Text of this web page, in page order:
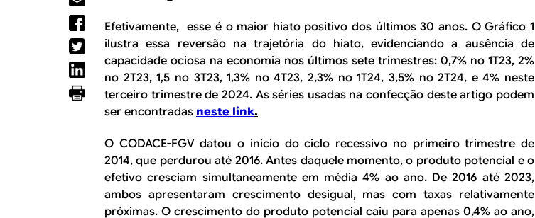
E
a
l
Efetivamente, esse é o maior hiato positivo dos últimos 30 anos. O Gráfico 1
ilustra essa reversão na trajetória do hiato, evidenciando a ausência de
capacidade ociosa na economia nos últimos sete trimestres: 0,7% no 1T23, 2%
no 2T23, 1,5 no 3T23, 1,3% no 4T23, 2,3% no 1T24, 3,5% no 2T24, e 4% neste
terceiro trimestre de 2024. As séries usadas na confecção deste artigo podem
ser encontradas neste link.
O CODACE-FGV datou o início do ciclo recessivo no primeiro trimestre de
2014, que perdurou até 2016. Antes daquele momento, o produto potencial e o
efetivo cresciam simultaneamente em média 4% ao ano. De 2016 até 2023,
ambos apresentaram crescimento desigual, mas com taxas relativamente
próximas. O crescimento do produto potencial caiu para apenas 0,4% ao ano,